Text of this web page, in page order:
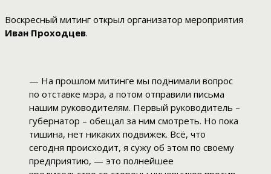
Воскресный митинг открыл организатор мероприятия
Иван Проходцев.
— На прошлом митинге мы поднимали вопрос
по отставке мэра, а потом отправили письма
нашим руководителям. Первый руководитель –
губернатор – обещал за ним смотреть. Но пока
тишина, нет никаких подвижек. Всё, что
сегодня происходит, я сужу об этом по своему
предприятию, — это полнейшее